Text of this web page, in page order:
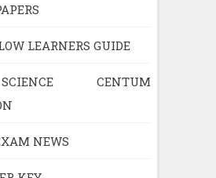
LEARNERS GUIDE
CENTUM
NEWS